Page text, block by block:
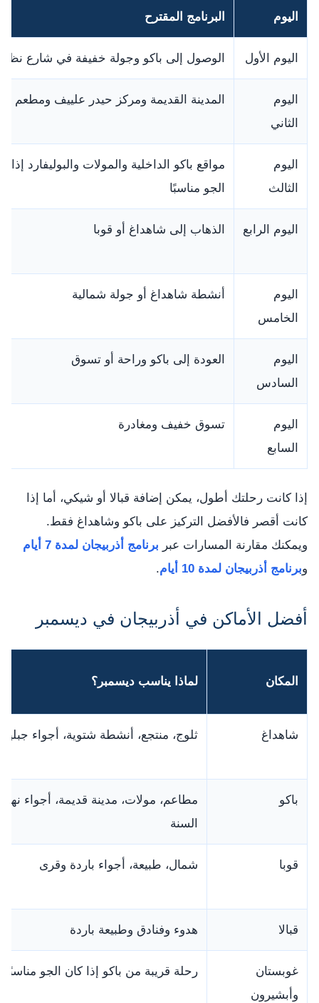
اليوم البرنامج المقترح
اليوم الأول الوصول إلى باكو وجولة خفيفة في شارع
اليوم
الثاني
المدينة القديمة ومركز حيدر علييف ومطعم
اليوم
الثالث
مواقع باكو الداخلية والمولات والبوليفارد إذا
الجو مناسبًا
اليوم الرابع الذهاب إلى شاهداغ أو قوبا
اليوم
الخامس
أنشطة شاهداغ أو جولة شمالية
اليوم
السادس
العودة إلى باكو وراحة أو تسوق
اليوم
السابع
تسوق خفيف ومغادرة
إذا كانت رحلتك أطول، يمكن إضافة قبالا أو شيكي، أما إذا
كانت أقصر فالأفضل التركيز على باكو وشاهداغ فقط.
ويمكنك مقارنة المسارات عبر برنامج أذربيجان لمدة 7 أيام
وبرنامج أذربيجان لمدة 10 أيام .
أفضل الأماكن في أذربيجان في ديسمبر
المكان لماذا يناسب ديسمبر؟
شاهداغ ثلوج، منتجع، أنشطة شتوية، أجواء جبلية
باكو
مطاعم، مولات، مدينة قديمة، أجواء
السنة
قوبا شمال، طبيعة، أجواء باردة وقرى
قبالا هدوء وفنادق وطبيعة باردة
غوبستان
وأبشيرون
رحلة قريبة من باكو إذا كان الجو مناسبًا